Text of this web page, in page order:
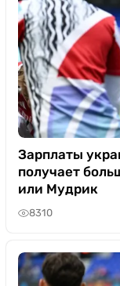
Зарплаты
получает
или Мудрик
8310